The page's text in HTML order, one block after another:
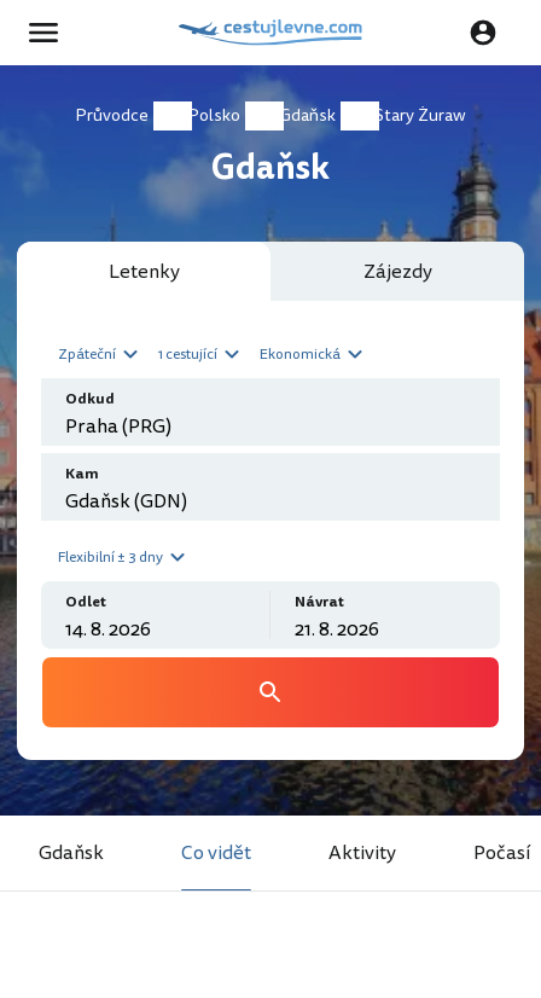
Průvodce Polsko Gdaňsk Stary Żuraw
Gdaňsk
Letenky Zájezdy
Zpáteční 1 cestující Ekonomická
Odkud
Kam
Flexibilní ± 3 dny
Odlet Návrat
Gdaňsk Co vidět Aktivity Počasí